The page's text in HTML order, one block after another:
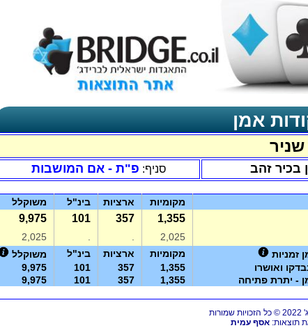
אמן
שניר
בכיר זהב סניף: פ"ת - אם המושבות
מקומיות ארציות בינ"ל משוקלל
1,355
357
101
9,975
2,025
2,025
זמניות מקומיות ארציות בינ"ל
משוקלל
ואושרו 1,355
357
101
9,975
- יתרת פתיחה
1,355
357
101
9,975
תוצאות:אסף עמית